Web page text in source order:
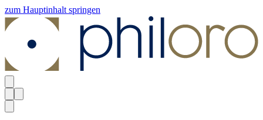
zum Hauptinhalt springen